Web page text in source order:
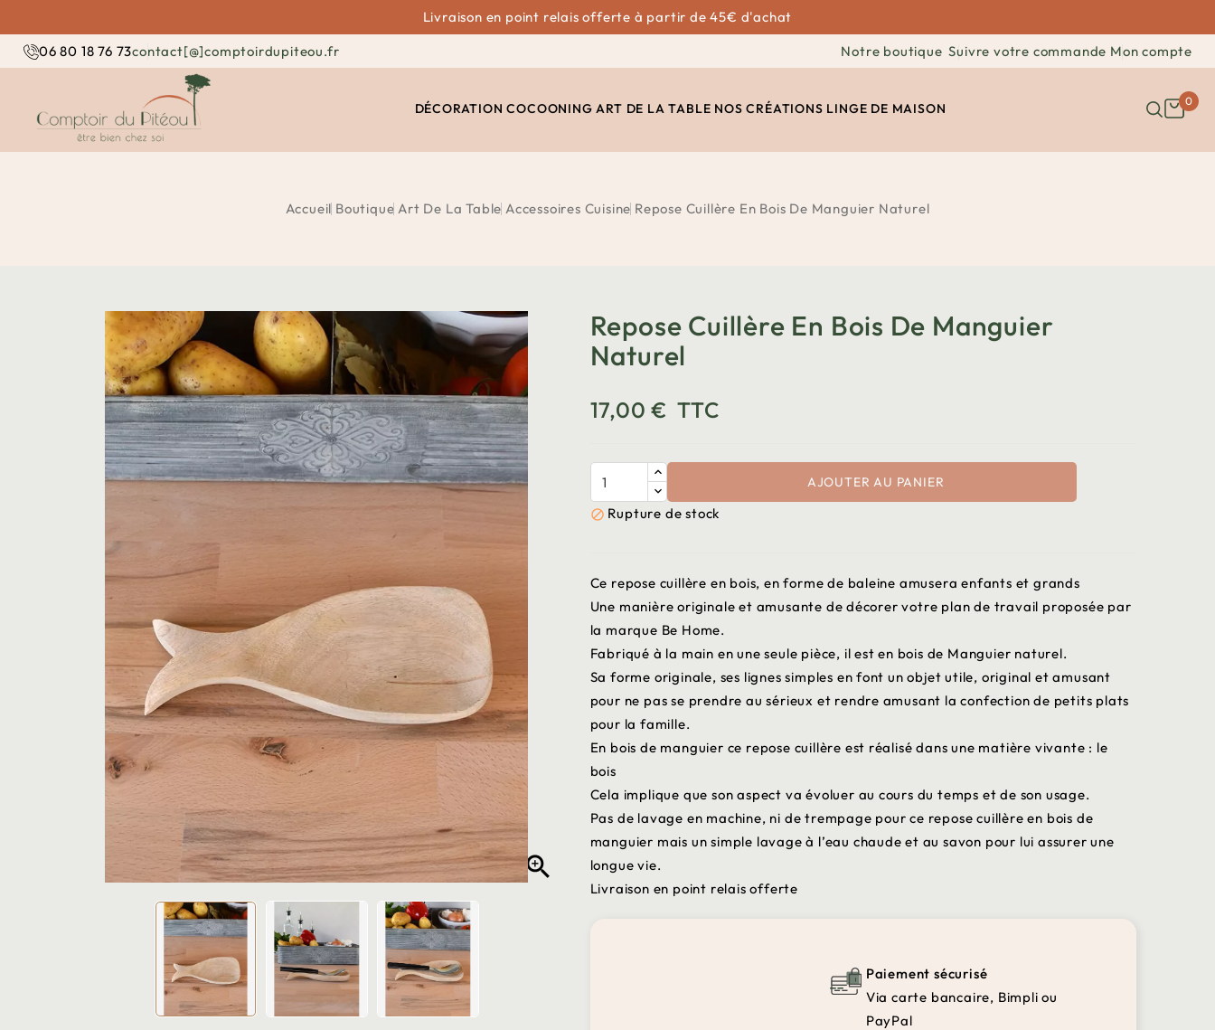
Livraison en point relais offerte à partir de 45€ d'achat
06 80 18 76 73contact[@]comptoirdupiteou.fr Notre boutique Suivre votre commande Mon compte
DÉCORATION COCOONING ART DE LA TABLE NOS CRÉATIONS LINGE DE MAISON 0
Accueil Boutique Art De La Table Accessoires Cuisine Repose Cuillère En Bois De Manguier Naturel

Repose Cuillère En Bois De Manguier
Naturel
17,00 € TTC
AJOUTER AU PANIER
 Rupture de stock
Ce repose cuillère en bois, en forme de baleine amusera enfants et grands
Une manière originale et amusante de décorer votre plan de travail proposée par
la marque Be Home.
Fabriqué à la main en une seule pièce, il est en bois de Manguier naturel.
Sa forme originale, ses lignes simples en font un objet utile, original et amusant
pour ne pas se prendre au sérieux et rendre amusant la confection de petits plats
pour la famille.
En bois de manguier ce repose cuillère est réalisé dans une matière vivante : le
bois
Cela implique que son aspect va évoluer au cours du temps et de son usage.
Pas de lavage en machine, ni de trempage pour ce repose cuillère en bois de
manguier mais un simple lavage à l’eau chaude et au savon pour lui assurer une
longue vie.
Livraison en point relais offerte
Paiement sécurisé
Via carte bancaire, Bimpli ou
PayPal